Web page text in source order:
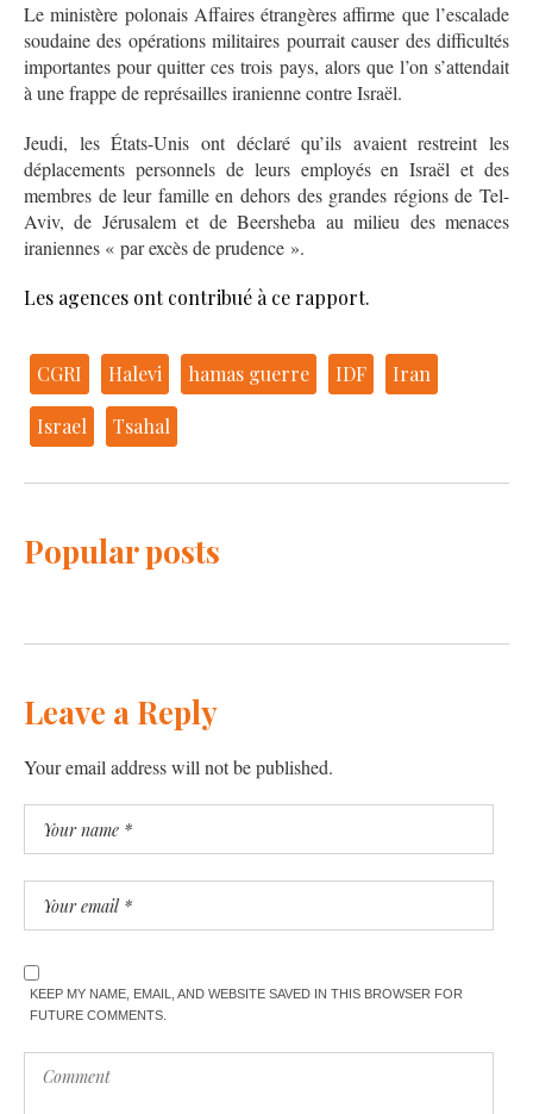
Le ministère polonais Affaires étrangères affirme que l’escalade
soudaine des opérations militaires pourrait causer des difficultés
importantes pour quitter ces trois pays, alors que l’on s’attendait
à une frappe de représailles iranienne contre Israël.
Jeudi, les États-Unis ont déclaré qu’ils avaient restreint les
déplacements personnels de leurs employés en Israël et des
membres de leur famille en dehors des grandes régions de Tel-
Aviv, de Jérusalem et de Beersheba au milieu des menaces
iraniennes « par excès de prudence ».
Les agences ont contribué à ce rapport.
CGRI Halevi hamas guerre IDF Iran
Israel Tsahal
Popular posts
Leave a Reply
Your email address will not be published.
KEEP MY NAME, EMAIL, AND WEBSITE SAVED IN THIS BROWSER FOR
FUTURE COMMENTS.